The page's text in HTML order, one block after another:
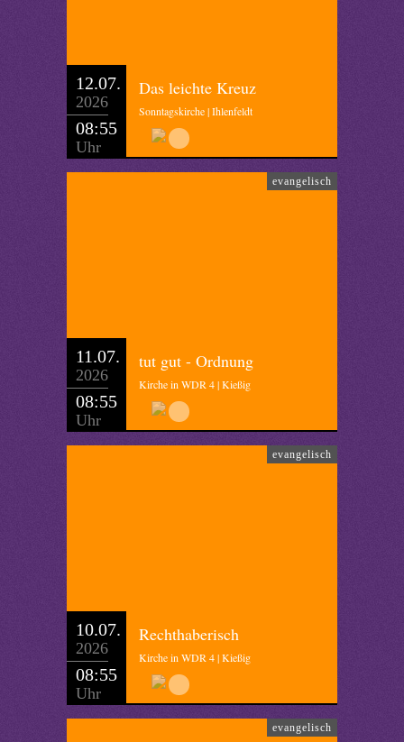
12.07.
2026
08:55
Uhr
Das leichte Kreuz
Sonntagskirche | Ihlenfeldt
evangelisch
11.07.
2026
08:55
Uhr
tut gut - Ordnung
Kirche in WDR 4 | Kießig
evangelisch
10.07.
2026
08:55
Uhr
Rechthaberisch
Kirche in WDR 4 | Kießig
evangelisch